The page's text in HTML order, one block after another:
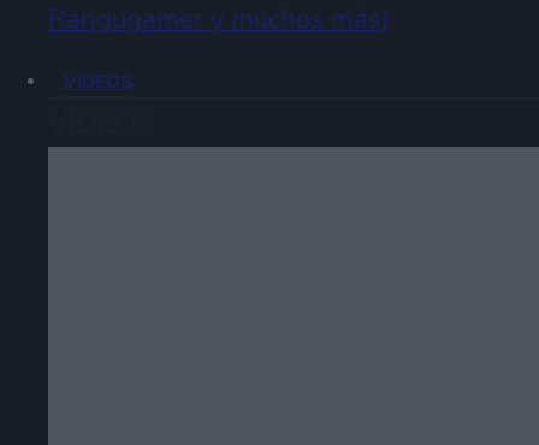
Rangugamer y muchos más)
VÍDEOS